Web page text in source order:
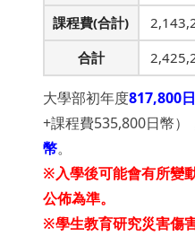
課程費(合計)
合計
大學部初年度817,800
+課程費535,800日幣）
幣。
※入學後可能會有所變
公佈為準。
※學生教育研究災害傷